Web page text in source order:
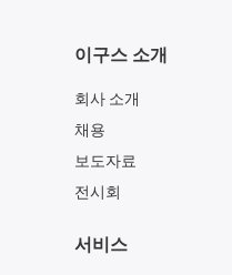
이구스 소개
회사 소개
채용
보도자료
전시회
서비스